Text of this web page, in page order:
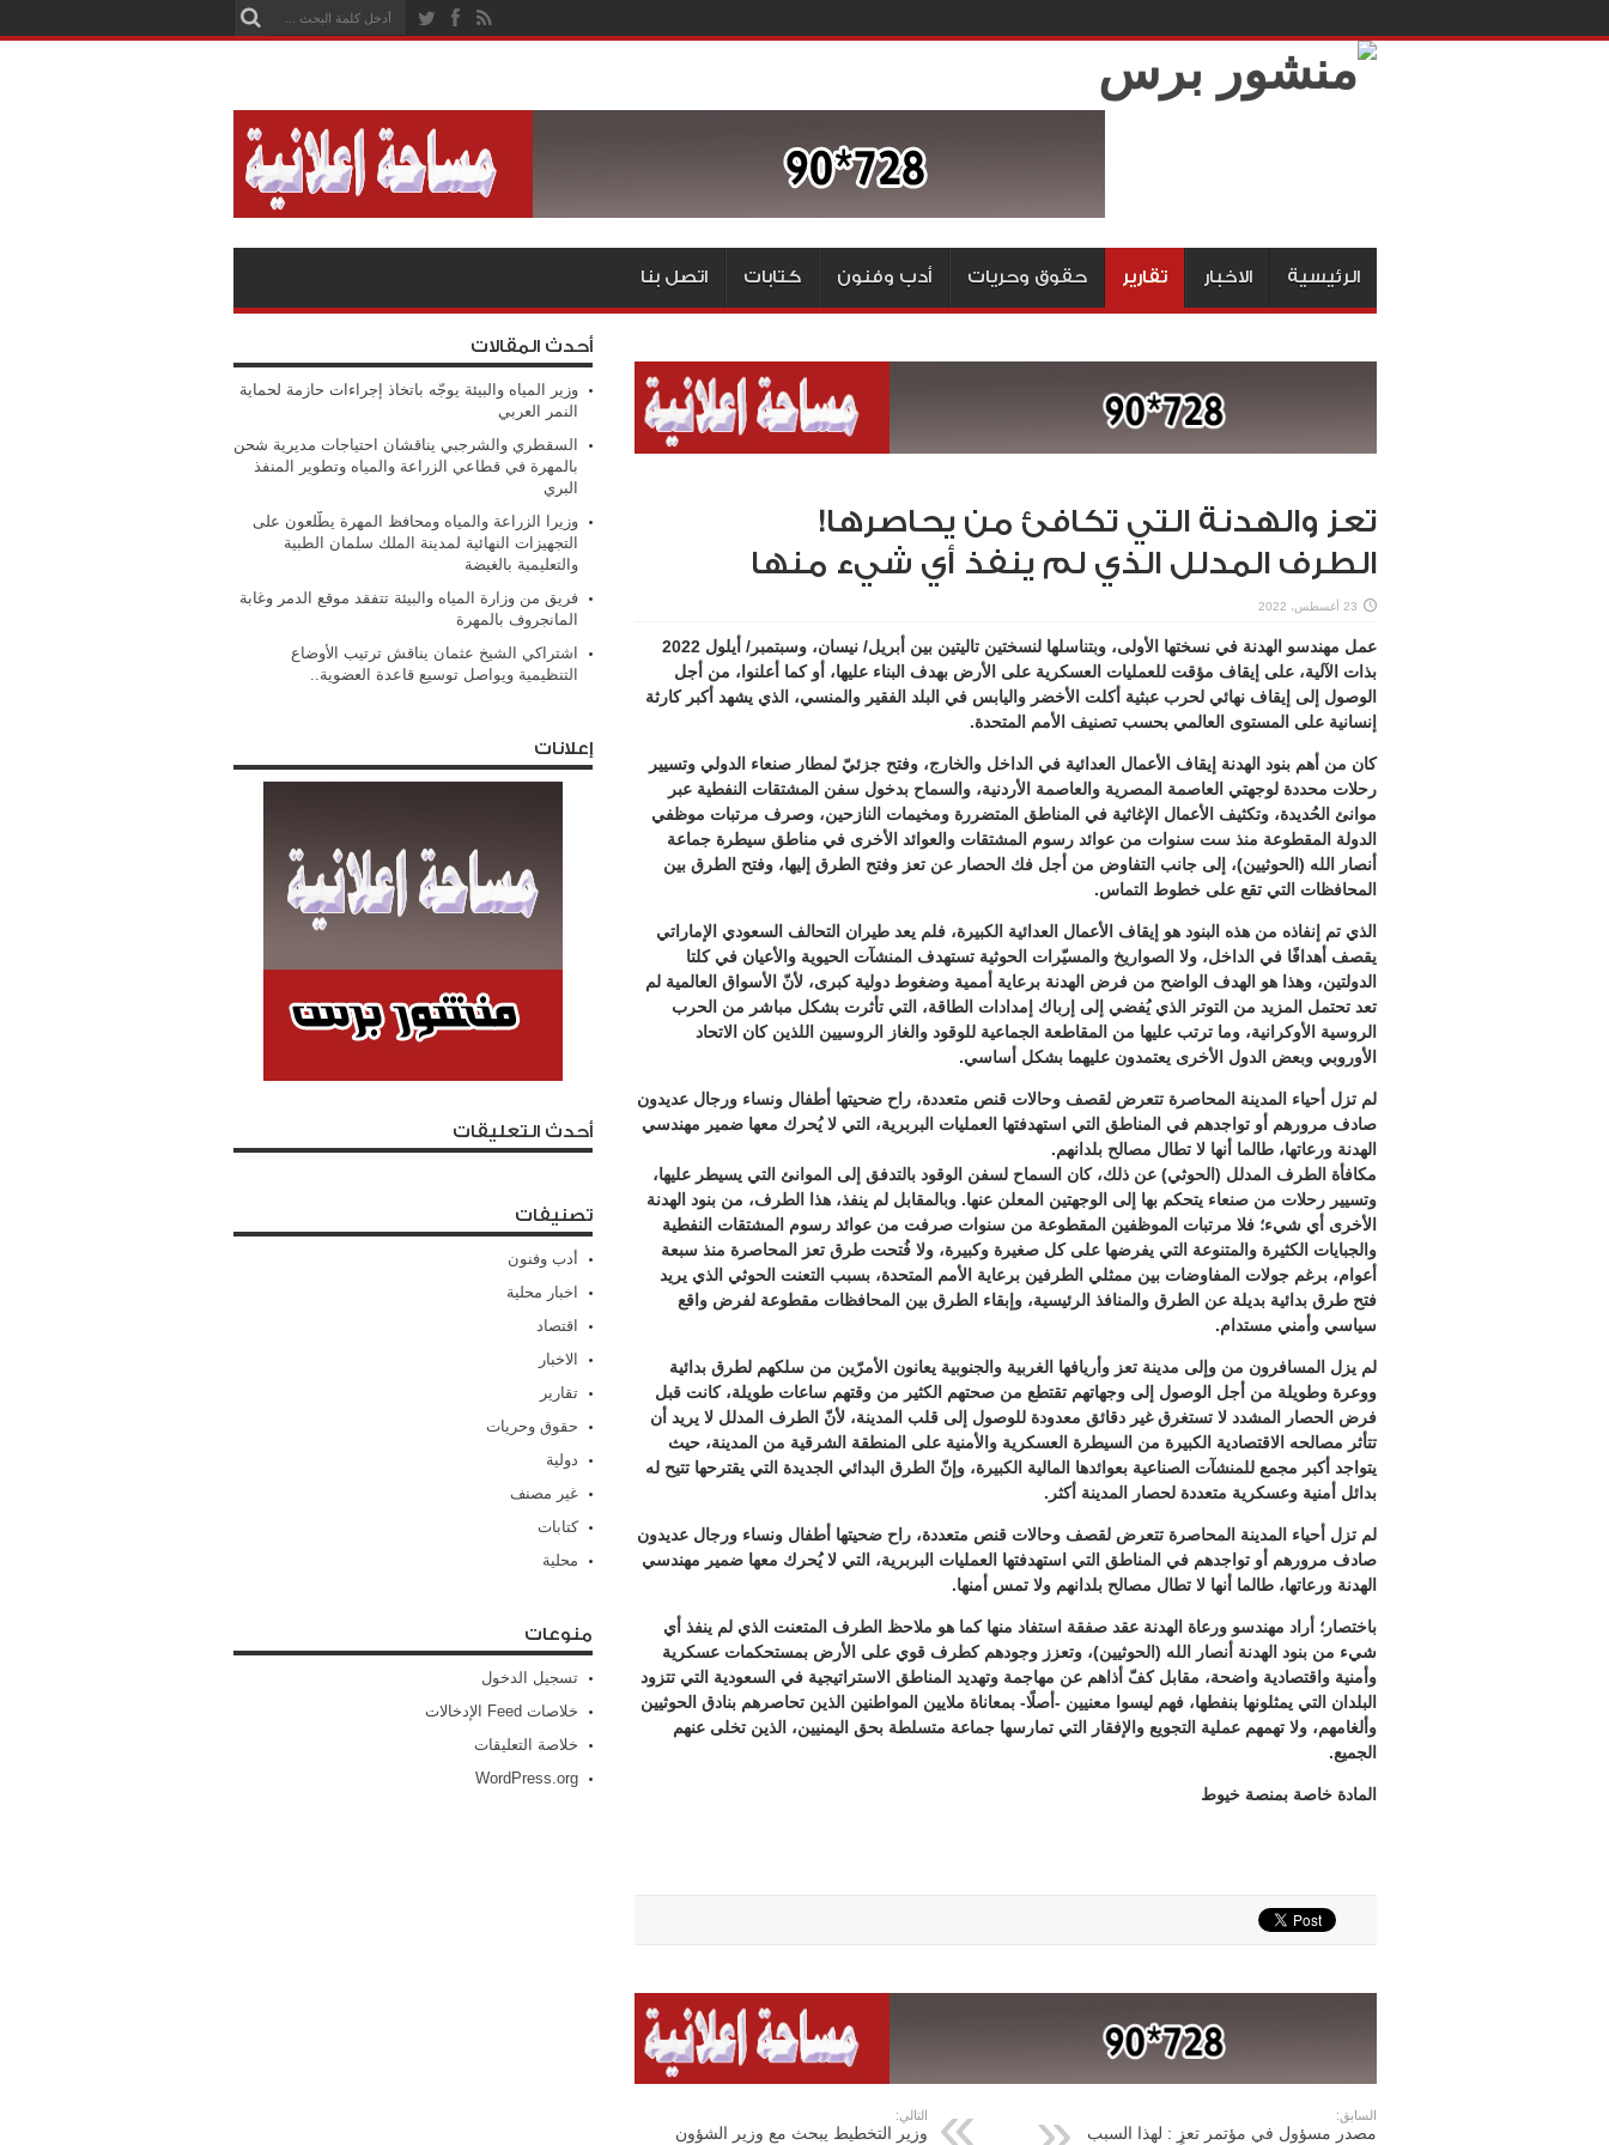
الرئيسية الاخبار تقارير حقوق وحريات أدب وفنون كتابات اتصل بنا
تعز والهدنة التي تكافئ من يحاصرها!
الطرف المدلل الذي لم ينفذ أي شيء منها
23 أغسطس، 2022
عمل مهندسو الهدنة في نسختها الأولى، وبتناسلها لنسختين تاليتين بين أبريل/ نيسان، وسبتمبر/ أيلول 2022
بذات الآلية، على إيقاف مؤقت للعمليات العسكرية على الأرض بهدف البناء عليها، أو كما أعلنوا، من أجل
الوصول إلى إيقاف نهائي لحرب عبثية أكلت الأخضر واليابس في البلد الفقير والمنسي، الذي يشهد أكبر كارثة
إنسانية على المستوى العالمي بحسب تصنيف الأمم المتحدة.
كان من أهم بنود الهدنة إيقاف الأعمال العدائية في الداخل والخارج، وفتح جزئيّ لمطار صنعاء الدولي وتسيير
رحلات محددة لوجهتي العاصمة المصرية والعاصمة الأردنية، والسماح بدخول سفن المشتقات النفطية عبر
موانئ الحُديدة، وتكثيف الأعمال الإغاثية في المناطق المتضررة ومخيمات النازحين، وصرف مرتبات موظفي
الدولة المقطوعة منذ ست سنوات من عوائد رسوم المشتقات والعوائد الأخرى في مناطق سيطرة جماعة
أنصار الله (الحوثيين)، إلى جانب التفاوض من أجل فك الحصار عن تعز وفتح الطرق إليها، وفتح الطرق بين
المحافظات التي تقع على خطوط التماس.
الذي تم إنفاذه من هذه البنود هو إيقاف الأعمال العدائية الكبيرة، فلم يعد طيران التحالف السعودي الإماراتي
يقصف أهدافًا في الداخل، ولا الصواريخ والمسيّرات الحوثية تستهدف المنشآت الحيوية والأعيان في كلتا
الدولتين، وهذا هو الهدف الواضح من فرض الهدنة برعاية أممية وضغوط دولية كبرى، لأنّ الأسواق العالمية لم
تعد تحتمل المزيد من التوتر الذي يُفضي إلى إرباك إمدادات الطاقة، التي تأثرت بشكل مباشر من الحرب
الروسية الأوكرانية، وما ترتب عليها من المقاطعة الجماعية للوقود والغاز الروسيين اللذين كان الاتحاد
الأوروبي وبعض الدول الأخرى يعتمدون عليهما بشكل أساسي.
لم تزل أحياء المدينة المحاصرة تتعرض لقصف وحالات قنص متعددة، راح ضحيتها أطفال ونساء ورجال عديدون
صادف مرورهم أو تواجدهم في المناطق التي استهدفتها العمليات البربرية، التي لا يُحرك معها ضمير مهندسي
الهدنة ورعاتها، طالما أنها لا تطال مصالح بلدانهم.
مكافأة الطرف المدلل (الحوثي) عن ذلك، كان السماح لسفن الوقود بالتدفق إلى الموانئ التي يسيطر عليها،
وتسيير رحلات من صنعاء يتحكم بها إلى الوجهتين المعلن عنها. وبالمقابل لم ينفذ، هذا الطرف، من بنود الهدنة
الأخرى أي شيء؛ فلا مرتبات الموظفين المقطوعة من سنوات صرفت من عوائد رسوم المشتقات النفطية
والجبايات الكثيرة والمتنوعة التي يفرضها على كل صغيرة وكبيرة، ولا فُتحت طرق تعز المحاصرة منذ سبعة
أعوام، برغم جولات المفاوضات بين ممثلي الطرفين برعاية الأمم المتحدة، بسبب التعنت الحوثي الذي يريد
فتح طرق بدائية بديلة عن الطرق والمنافذ الرئيسية، وإبقاء الطرق بين المحافظات مقطوعة لفرض واقع
سياسي وأمني مستدام.
لم يزل المسافرون من وإلى مدينة تعز وأريافها الغربية والجنوبية يعانون الأمرّين من سلكهم لطرق بدائية
ووعرة وطويلة من أجل الوصول إلى وجهاتهم تقتطع من صحتهم الكثير من وقتهم ساعات طويلة، كانت قبل
فرض الحصار المشدد لا تستغرق غير دقائق معدودة للوصول إلى قلب المدينة، لأنّ الطرف المدلل لا يريد أن
تتأثر مصالحه الاقتصادية الكبيرة من السيطرة العسكرية والأمنية على المنطقة الشرقية من المدينة، حيث
يتواجد أكبر مجمع للمنشآت الصناعية بعوائدها المالية الكبيرة، وإنّ الطرق البدائي الجديدة التي يقترحها تتيح له
بدائل أمنية وعسكرية متعددة لحصار المدينة أكثر.
لم تزل أحياء المدينة المحاصرة تتعرض لقصف وحالات قنص متعددة، راح ضحيتها أطفال ونساء ورجال عديدون
صادف مرورهم أو تواجدهم في المناطق التي استهدفتها العمليات البربرية، التي لا يُحرك معها ضمير مهندسي
الهدنة ورعاتها، طالما أنها لا تطال مصالح بلدانهم ولا تمس أمنها.
باختصار؛ أراد مهندسو ورعاة الهدنة عقد صفقة استفاد منها كما هو ملاحظ الطرف المتعنت الذي لم ينفذ أي
شيء من بنود الهدنة أنصار الله (الحوثيين)، وتعزز وجودهم كطرف قوي على الأرض بمستحكمات عسكرية
وأمنية واقتصادية واضحة، مقابل كفّ أذاهم عن مهاجمة وتهديد المناطق الاستراتيجية في السعودية التي تتزود
البلدان التي يمثلونها بنفطها، فهم ليسوا معنيين -أصلًا- بمعاناة ملايين المواطنين الذين تحاصرهم بنادق الحوثيين
وألغامهم، ولا تهمهم عملية التجويع والإفقار التي تمارسها جماعة متسلطة بحق اليمنيين، الذين تخلى عنهم
الجميع.
المادة خاصة بمنصة خيوط
السابق:
مصدر مسؤول في مؤتمر تعز : لهذا السبب
التالي:
وزير التخطيط يبحث مع وزير الشؤون
أحدث المقالات
وزير المياه والبيئة يوجّه باتخاذ إجراءات حازمة لحماية
النمر العربي
السقطري والشرجبي يناقشان احتياجات مديرية شحن
بالمهرة في قطاعي الزراعة والمياه وتطوير المنفذ
البري
وزيرا الزراعة والمياه ومحافظ المهرة يطّلعون على
التجهيزات النهائية لمدينة الملك سلمان الطبية
والتعليمية بالغيضة
فريق من وزارة المياه والبيئة تتفقد موقع الدمر وغابة
المانجروف بالمهرة
اشتراكي الشيخ عثمان يناقش ترتيب الأوضاع
التنظيمية ويواصل توسيع قاعدة العضوية..
إعلانات
أحدث التعليقات
تصنيفات
أدب وفنون
اخبار محلية
اقتصاد
الاخبار
تقارير
حقوق وحريات
دولية
غير مصنف
كتابات
محلية
منوعات
تسجيل الدخول
خلاصات Feed الإدخالات
خلاصة التعليقات
WordPress.org